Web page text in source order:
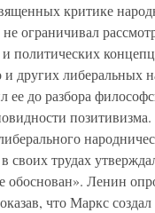
критике
ограничивал
политических
других либеральных
ее до разбора
своих трудах
обоснован». Ленин
что Маркс